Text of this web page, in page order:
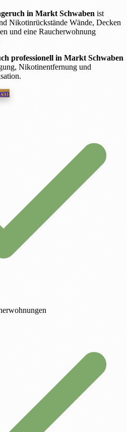
in Markt Schwaben ist
Nikotinrückstände Wände, Decken
und eine Raucherwohnung
professionell in Markt Schwaben
Nikotinentfernung und